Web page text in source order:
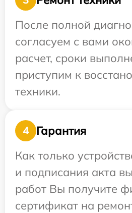
После полной
согласуем с вами
расчет, сроки
приступим к
техники.
4
Гарантия
Как только
и подписания акта
работ Вы получите
сертификат на